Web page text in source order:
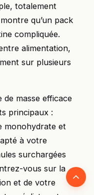
totalement
qu’un pack
compliquée.
alimentation,
sur plusieurs
masse efficace
principaux :
monohydrate et
à votre
surchargées
vous sur la
et de votre